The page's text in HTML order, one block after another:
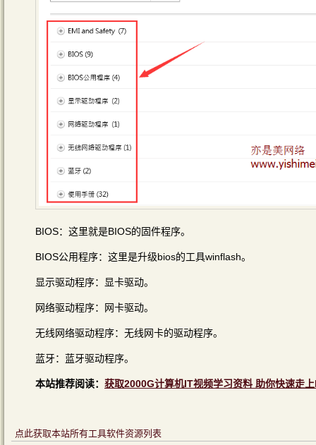
BIOS：这里就是BIOS的固件程序。
BIOS公用程序：这里是升级bios的工具winflash。
显示驱动程序：显卡驱动。
网络驱动程序：网卡驱动。
无线网络驱动程序：无线网卡的驱动程序。
蓝牙：蓝牙驱动程序。
本站推荐阅读： 获取2000G计算机IT视频学习资料 助你快速走
点此获取本站所有工具软件资源列表